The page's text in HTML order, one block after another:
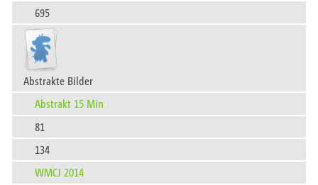
695
Abstrakte Bilder
Abstrakt 15 Min
81
134
WMCJ 2014